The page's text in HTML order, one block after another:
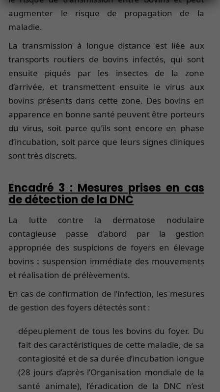
augmenter le risque de propagation de la
maladie.
La transmission à longue distance est liée aux
transports routiers de bovins infectés, qui sont
ensuite piqués par les insectes de la zone
d’arrivée, et transmettent ensuite le virus aux
bovins présents dans cette zone. Des bovins en
apparence en bonne santé peuvent être porteurs
du virus, soit parce qu’ils sont encore en phase
d’incubation, soit parce que leurs signes cliniques
sont très discrets.
Encadré 3 : Mesures prises en cas
de détection de la DNC
La lutte contre la dermatose nodulaire
contagieuse passe d’abord par la gestion
appropriée des suspicions de foyers en élevage
bovins : suspension immédiate des mouvements
et réalisation de prélèvements.
En cas de confirmation de l’infection, les mesures
de gestion des foyers détectés sont :
dépeuplement de tous les bovins du foyer. Du
fait des caractéristiques de cette maladie, de sa
contagiosité et de sa durée d’incubation longue
(28 jours d’après l’Organisation mondiale de la
santé animale), l’éradication de la DNC n’est